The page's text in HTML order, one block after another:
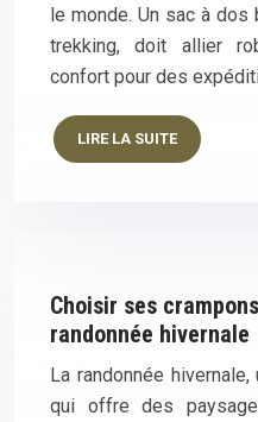
le monde. Un sac à dos
trekking, doit allier
confort pour des
LIRE LA SUITE
Choisir ses
randonnée hivernale
La randonnée
qui offre des